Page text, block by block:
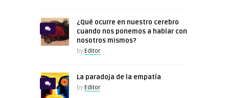
¿Qué ocurre en nuestro cerebro
cuando nos ponemos a hablar con
nosotros mismos?
by Editor
La paradoja de la empatía
by Editor